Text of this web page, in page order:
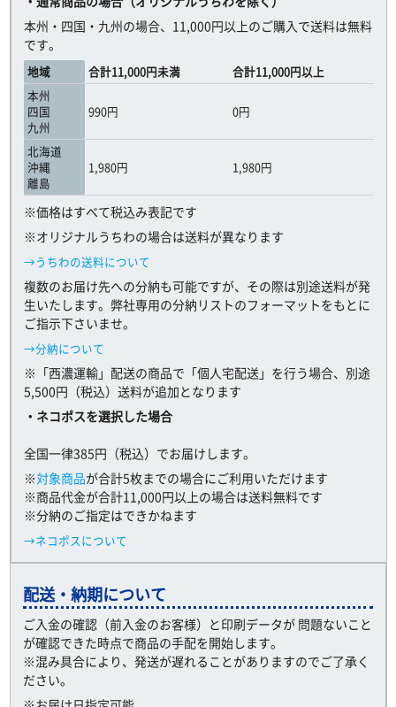
本州・四国・九州の場合、11,000円以上のご購入で送料は無料
です。
地域 合計11,000円未満
合計11,000円以上
本州
四国
九州
990円 0円
北海道
沖縄
離島
1,980円 1,980円
※価格はすべて税込み表記です
※オリジナルうちわの場合は送料が異なります
→うちわの送料について
複数のお届け先への分納も可能ですが、その際は別途送料が発
生いたします。弊社専用の分納リストのフォーマットをもとに
ご指示下さいませ。
→分納について
※「西濃運輸」配送の商品で「個人宅配送」を行う場合、別途
5,500円（税込）送料が追加となります
・ネコポスを選択した場合
全国一律385円（税込）でお届けします。
※対象商品が合計5枚までの場合にご利用いただけます
※商品代金が合計11,000円以上の場合は送料無料です
※分納のご指定はできかねます
→ネコポスについて
配送・納期について
ご入金の確認（前入金のお客様）と印刷データが 問題ないこと
が確認できた時点で商品の手配を開始します。
※混み具合により、発送が遅れることがありますのでご了承く
ださい。